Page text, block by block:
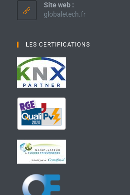
Site web :
globaletech.fr
LES CERTIFICATIONS